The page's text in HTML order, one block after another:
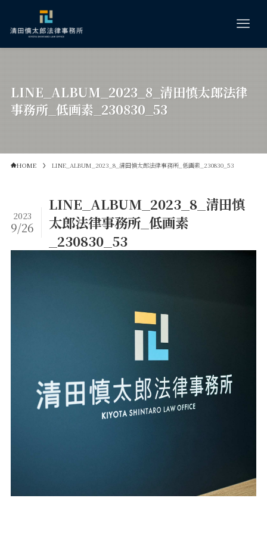
LINE_ALBUM_2023_8_清田慎太郎法律
事務所_低画素_230830_53
HOME LINE_ALBUM_2023_8_清田慎太郎法律事務所_低画素_230830_53
LINE_ALBUM_2023_8_清田慎
太郎法律事務所_低画素
_230830_53
2023
9/26